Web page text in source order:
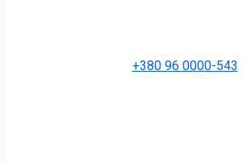
+380 96 0000-543